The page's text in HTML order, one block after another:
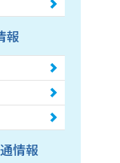
報
情報